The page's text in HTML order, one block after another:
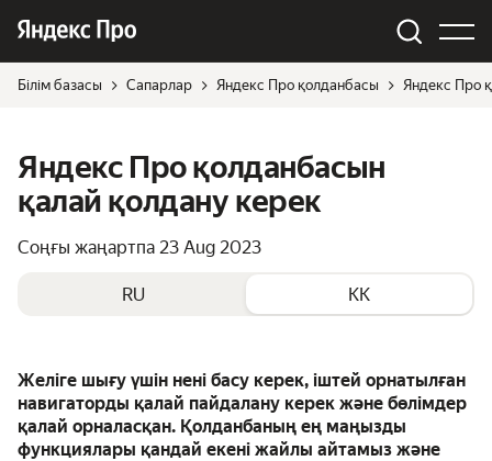
Білім базасы Сапарлар Яндекс Про қолданбасы Яндекс Про
Яндекс Про қолданбасын
қалай қолдану керек
Соңғы жаңартпа 23 Aug 2023
RU KK
Желіге шығу үшін нені басу керек, іштей орнатылған
навигаторды қалай пайдалану керек және бөлімдер
қалай орналасқан. Қолданбаның ең маңызды
функциялары қандай екені жайлы айтамыз және